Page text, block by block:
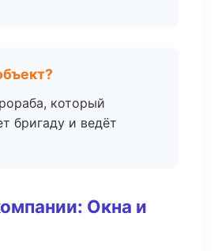
который
бригаду и ведёт
Окна и